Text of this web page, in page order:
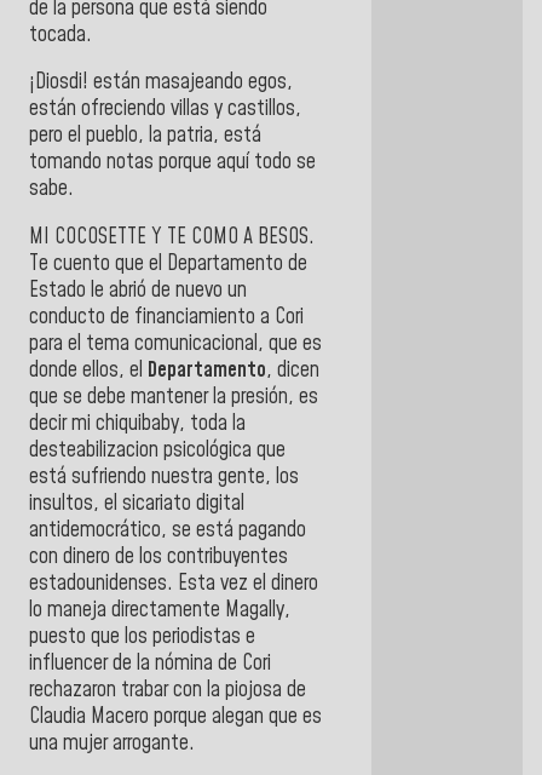
de la persona que está siendo
tocada.
¡Diosdi! están masajeando egos,
están ofreciendo villas y castillos,
pero el pueblo, la patria, está
tomando notas porque aquí todo se
sabe.
MI COCOSETTE Y TE COMO A BESOS.
Te cuento que el Departamento de
Estado le abrió de nuevo un
conducto de financiamiento a Cori
para el tema comunicacional, que es
donde ellos, el Departamento, dicen
que se debe mantener la presión, es
decir mi chiquibaby, toda la
desteabilizacion psicológica que
está sufriendo nuestra gente, los
insultos, el sicariato digital
antidemocrático, se está pagando
con dinero de los contribuyentes
estadounidenses. Esta vez el dinero
lo maneja directamente Magally,
puesto que los periodistas e
influencer de la nómina de Cori
rechazaron trabar con la piojosa de
Claudia Macero porque alegan que es
una mujer arrogante.